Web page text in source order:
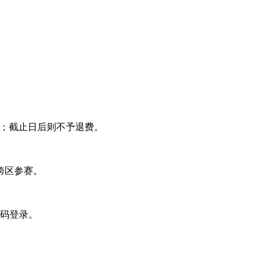
截止日后则不予退费。
参赛。
登录。